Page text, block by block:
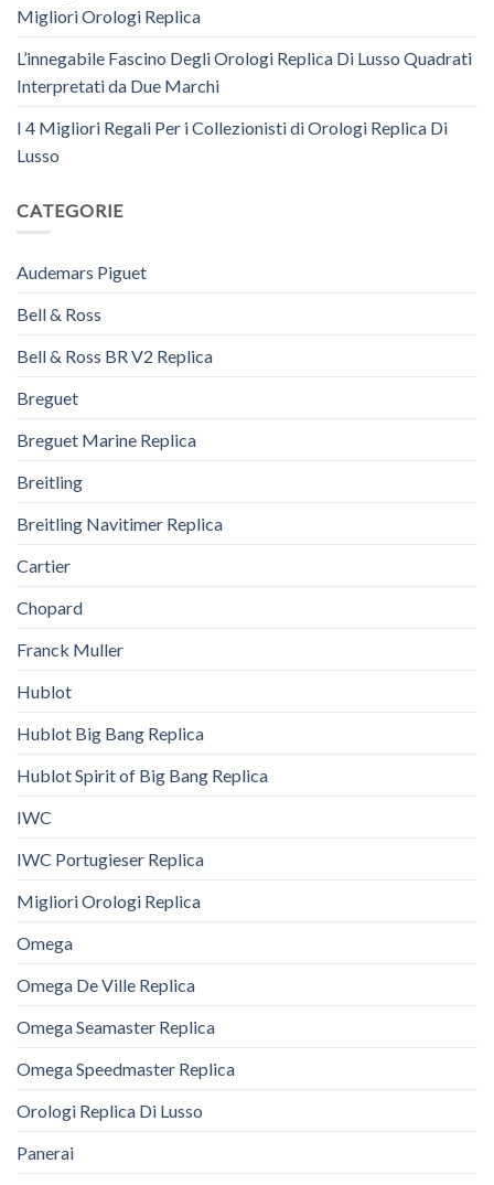
Migliori Orologi Replica
L’innegabile Fascino Degli Orologi Replica Di Lusso Quadrati
Interpretati da Due Marchi
I 4 Migliori Regali Per i Collezionisti di Orologi Replica Di
Lusso
CATEGORIE
Audemars Piguet
Bell & Ross
Bell & Ross BR V2 Replica
Breguet
Breguet Marine Replica
Breitling
Breitling Navitimer Replica
Cartier
Chopard
Franck Muller
Hublot
Hublot Big Bang Replica
Hublot Spirit of Big Bang Replica
IWC
IWC Portugieser Replica
Migliori Orologi Replica
Omega
Omega De Ville Replica
Omega Seamaster Replica
Omega Speedmaster Replica
Orologi Replica Di Lusso
Panerai